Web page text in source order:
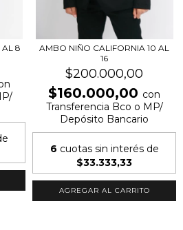
AL 8
AMBO NIÑO CALIFORNIA 10 AL
16
$200.000,00
$160.000,00 con
Transferencia Bco o MP/
Depósito Bancario
6 cuotas sin interés de
$33.333,33
AGREGAR AL CARRITO